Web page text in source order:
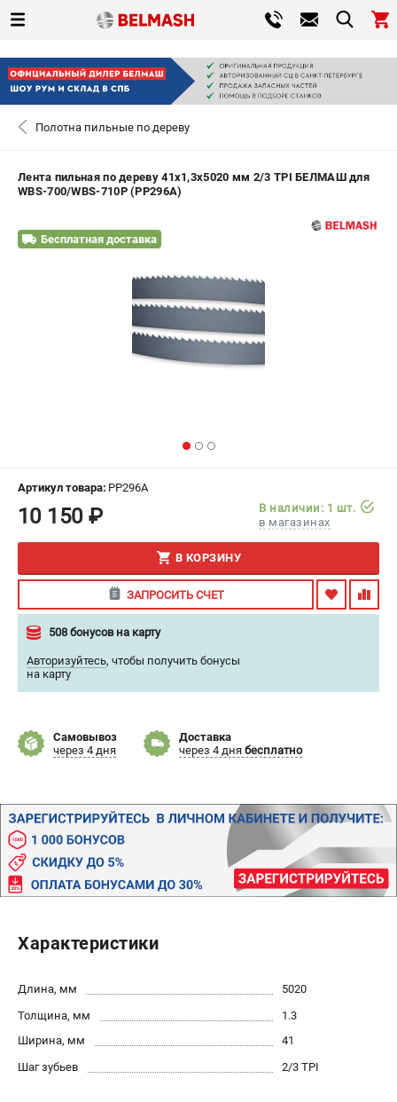
СЕРВИС
ВХОД ИЛИ РЕГИСТРАЦИЯ
ЗАКАЗАТЬ ЗАПЧАСТЬ
САНКТ-ПЕТЕРБУРГ
0
Сервисный центр
Правила обмена и возврата
ИНФОРМАЦИЯ
Способы оплаты
Политика обработки персональных данных
Новости
Бонусная программа
Как нас найти
Пользовательское соглашение
СТАНОЧНОЕ ОБОРУДОВАНИЕ
Ленточнопильные станки
Рейсмусы
Сверлильные станки
Стружкоотсосы
Полотна пильные по дереву
Лента пильная по дереву 41х1,3х5020 мм 2/3 TPI БЕЛМАШ для
WBS-700/WBS-710P (PP296A)
Бесплатная доставка
Артикул товара: PP296A
10 150 ₽
В наличии: 1 шт.
в магазинах
В КОРЗИНУ
ЗАПРОСИТЬ СЧЕТ
508 бонусов на карту
Авторизуйтесь, чтобы получить бонусы
на карту
Самовывоз
через 4 дня
Доставка
через 4 дня бесплатно
Характеристики
Длина, мм
5020
Толщина, мм
1.3
Ширина, мм
41
Шаг зубьев
2/3 TPI